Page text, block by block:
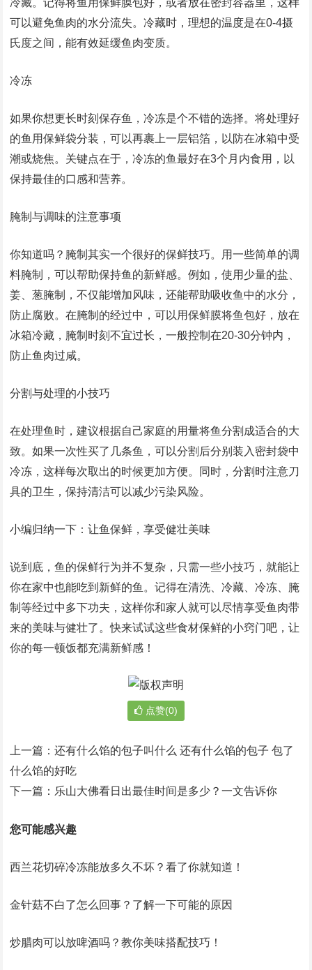
冷藏。记得将鱼用保鲜膜包好，或者放在密封容器里，这样
可以避免鱼肉的水分流失。冷藏时，理想的温度是在0-4摄
氏度之间，能有效延缓鱼肉变质。
冷冻
如果你想更长时刻保存鱼，冷冻是个不错的选择。将处理好
的鱼用保鲜袋分装，可以再裹上一层铝箔，以防在冰箱中受
潮或烧焦。关键点在于，冷冻的鱼最好在3个月内食用，以
保持最佳的口感和营养。
腌制与调味的注意事项
你知道吗？腌制其实一个很好的保鲜技巧。用一些简单的调
料腌制，可以帮助保持鱼的新鲜感。例如，使用少量的盐、
姜、葱腌制，不仅能增加风味，还能帮助吸收鱼中的水分，
防止腐败。在腌制的经过中，可以用保鲜膜将鱼包好，放在
冰箱冷藏，腌制时刻不宜过长，一般控制在20-30分钟内，
防止鱼肉过咸。
分割与处理的小技巧
在处理鱼时，建议根据自己家庭的用量将鱼分割成适合的大
致。如果一次性买了几条鱼，可以分割后分别装入密封袋中
冷冻，这样每次取出的时候更加方便。同时，分割时注意刀
具的卫生，保持清洁可以减少污染风险。
小编归纳一下：让鱼保鲜，享受健壮美味
说到底，鱼的保鲜行为并不复杂，只需一些小技巧，就能让
你在家中也能吃到新鲜的鱼。记得在清洗、冷藏、冷冻、腌
制等经过中多下功夫，这样你和家人就可以尽情享受鱼肉带
来的美味与健壮了。快来试试这些食材保鲜的小窍门吧，让
你的每一顿饭都充满新鲜感！
点赞(0)
上一篇：还有什么馅的包子叫什么 还有什么馅的包子 包了
什么馅的好吃
下一篇： 乐山大佛看日出最佳时间是多少？一文告诉你
您可能感兴趣
西兰花切碎冷冻能放多久不坏？看了你就知道！
金针菇不白了怎么回事？了解一下可能的原因
炒腊肉可以放啤酒吗？教你美味搭配技巧！